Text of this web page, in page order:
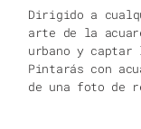
Dirigido a
arte de la
urbano y captar
Pintarás con
de una foto de